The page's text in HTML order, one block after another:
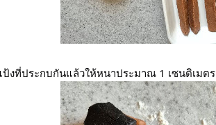
งที่ประกบกันแล้วให้หนาประมาณ 1 เซนติเมตร